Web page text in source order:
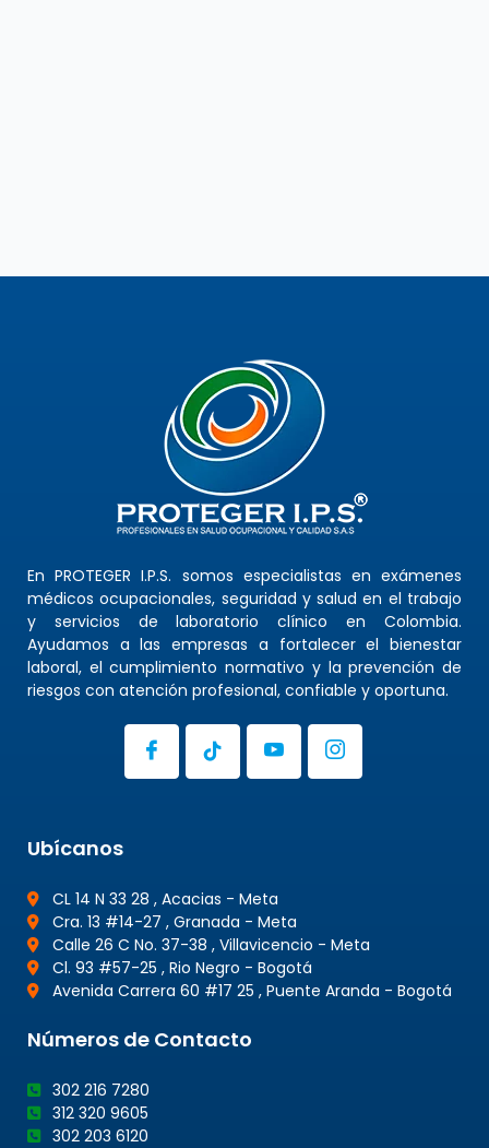
En PROTEGER I.P.S. somos especialistas en exámenes
médicos ocupacionales, seguridad y salud en el trabajo
y servicios de laboratorio clínico en Colombia.
Ayudamos a las empresas a fortalecer el bienestar
laboral, el cumplimiento normativo y la prevención de
riesgos con atención profesional, confiable y oportuna.
Ubícanos
CL 14 N 33 28 , Acacias - Meta
Cra. 13 #14-27 , Granada - Meta
Calle 26 C No. 37-38 , Villavicencio - Meta
Cl. 93 #57-25 , Rio Negro - Bogotá
Avenida Carrera 60 #17 25 , Puente Aranda - Bogotá
Números de Contacto
302 216 7280
312 320 9605
302 203 6120